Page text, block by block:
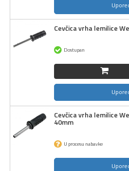
Cevčica vrha lemilice
Dostupan
Cevčica vrha lemilice
40mm
U procesu nabavke